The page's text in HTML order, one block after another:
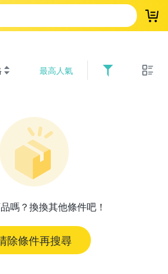
登
最高人氣
嗎？換換其他條件吧！
除條件再搜尋